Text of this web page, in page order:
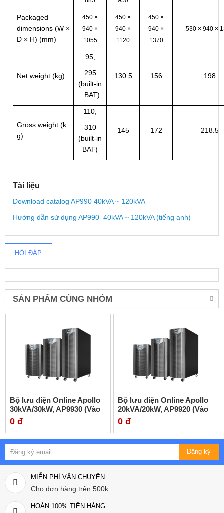
Packaged
dimensions (W ×
D × H) (mm)
450 ×
940 ×
1055
450 ×
940 ×
1120
450 ×
940 ×
1370
530 × 940 ×
Net weight (kg)
95,
295
(built-in
BAT)
130.5 156 198
Gross weight (k
g)
110,
310
(built-in
BAT)
145 172 218.5
Tài liệu
Download catalog AP990 40kVA ~ 120kVA
Hướng dẫn sử dụng AP990 40kVA ~ 120kVA (tiếng anh)
HỎI ĐÁP
SẢN PHẨM CÙNG NHÓM
Bộ lưu điện Online Apollo
30kVA/30kW, AP9930 (Vào
3 pha, ra 3 pha)
0 đ
Bộ lưu điện Online Apollo
20kVA/20kW, AP9920 (Vào
3 pha, ra 3 pha)
0 đ
Đăng ký
MIỄN PHÍ VẬN CHUYỂN
Cho đơn hàng trên 500k
HOÀN 100% TIỀN HÀNG